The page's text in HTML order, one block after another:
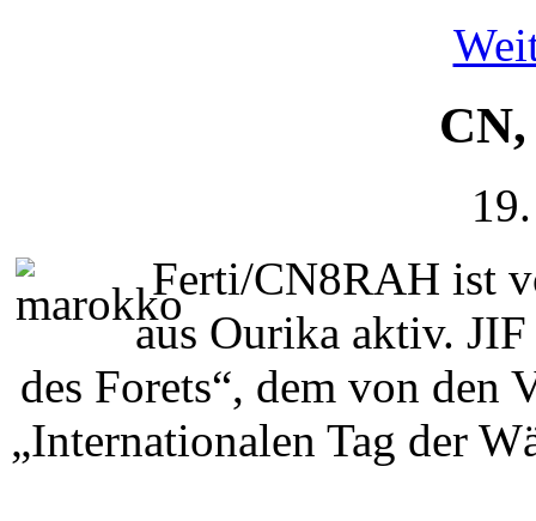
Ferti/CN8RAH ist
aus Ourika aktiv.
des Forets“, dem von den
„Internationalen Tag der